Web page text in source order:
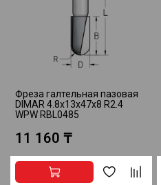
Фреза галтельная пазовая
DIMAR 4.8x13x47x8 R2.4
WPW RBL0485
11 160 ₸